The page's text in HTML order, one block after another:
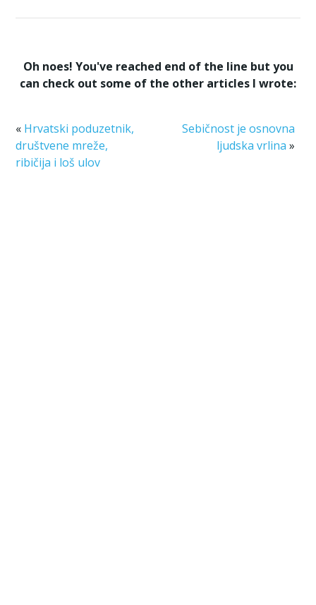
Oh noes! You've reached end of the line but you
can check out some of the other articles I wrote:
« Hrvatski poduzetnik,
društvene mreže,
ribičija i loš ulov
Sebičnost je osnovna
ljudska vrlina »